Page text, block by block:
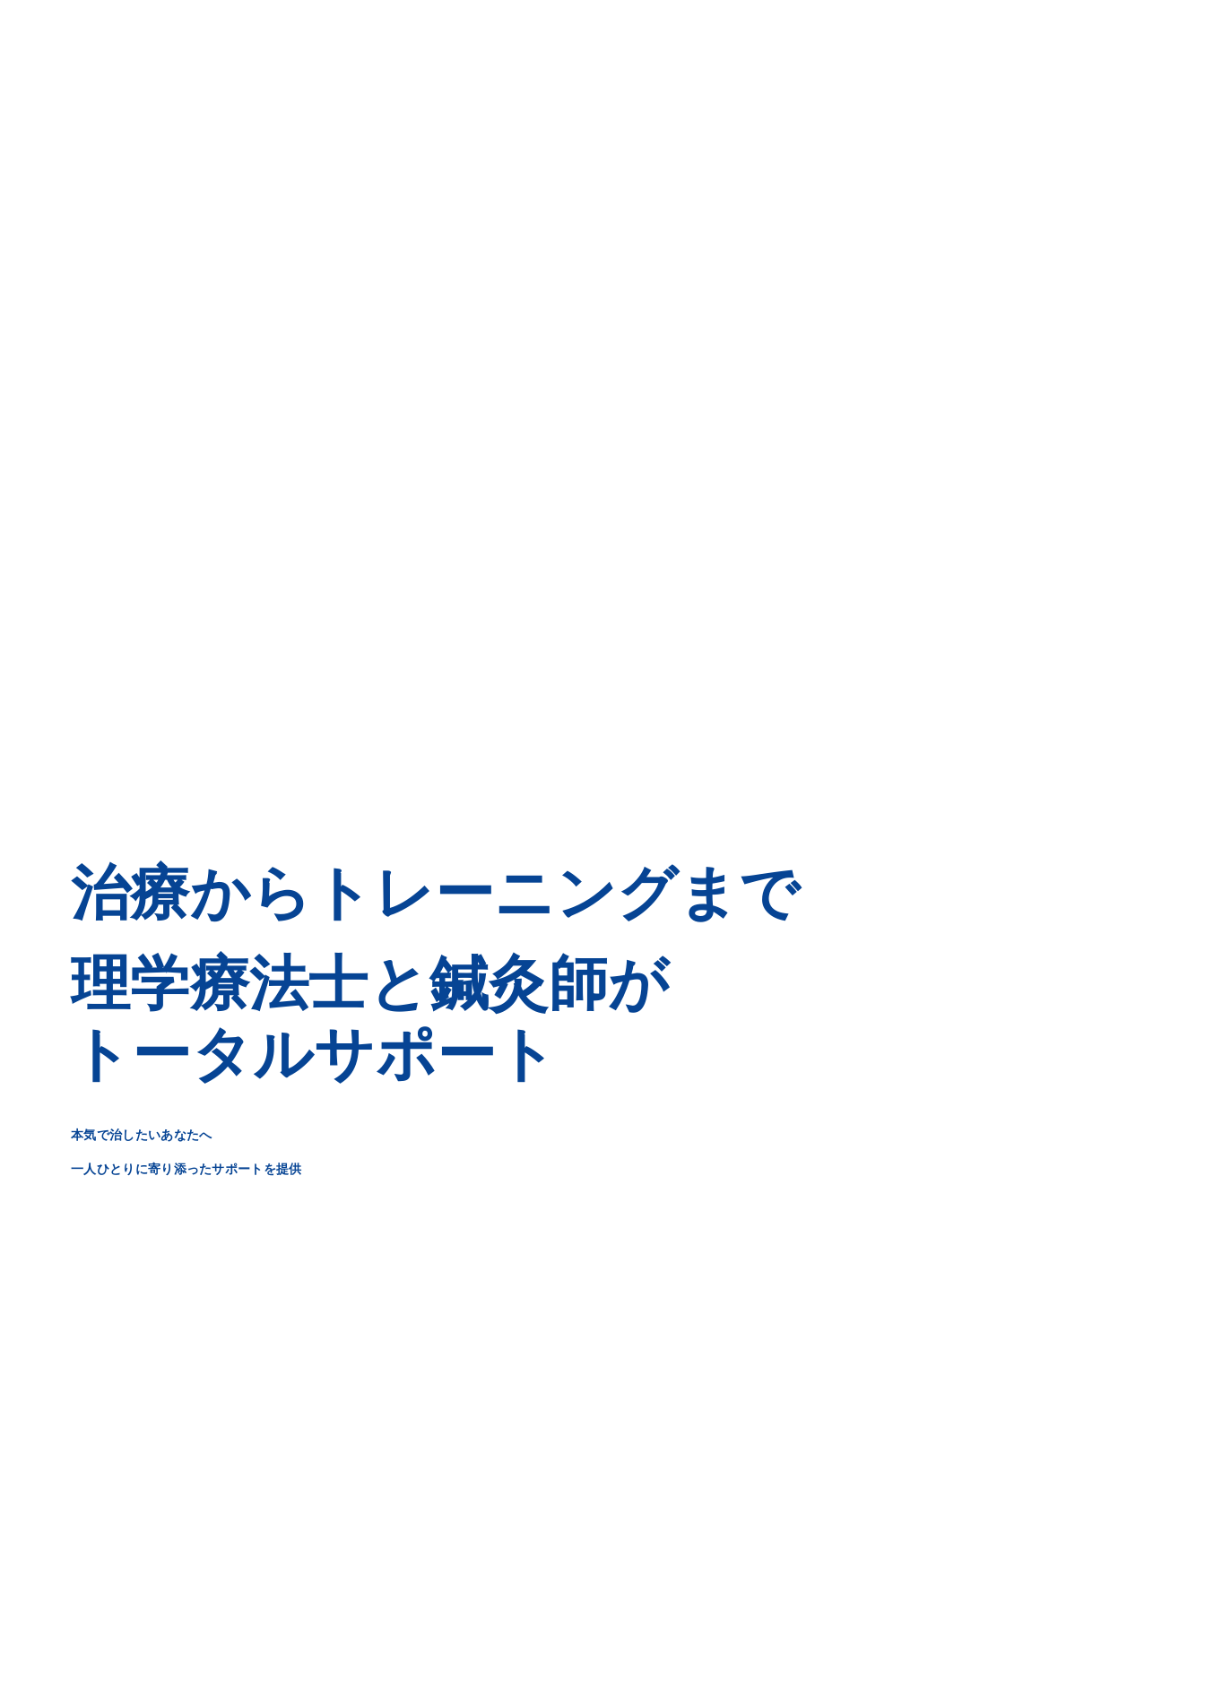
治療からトレーニングまで
理学療法士と鍼灸師が
トータルサポート
本気で治したいあなたへ
一人ひとりに寄り添ったサポートを提供
治療からトレーニングまで
理学療法士と鍼灸師が
トータルサポート
本気で治したいあなたへ
一人ひとりに寄り添ったサポートを提供
治療からトレーニングまで
理学療法士と鍼灸師が
トータルサポート
本気で治したいあなたへ
一人ひとりに寄り添ったサポートを提供
治療からトレーニングまで
理学療法士と鍼灸師が
トータルサポート
本気で治したいあなたへ
一人ひとりに寄り添ったサポートを提供